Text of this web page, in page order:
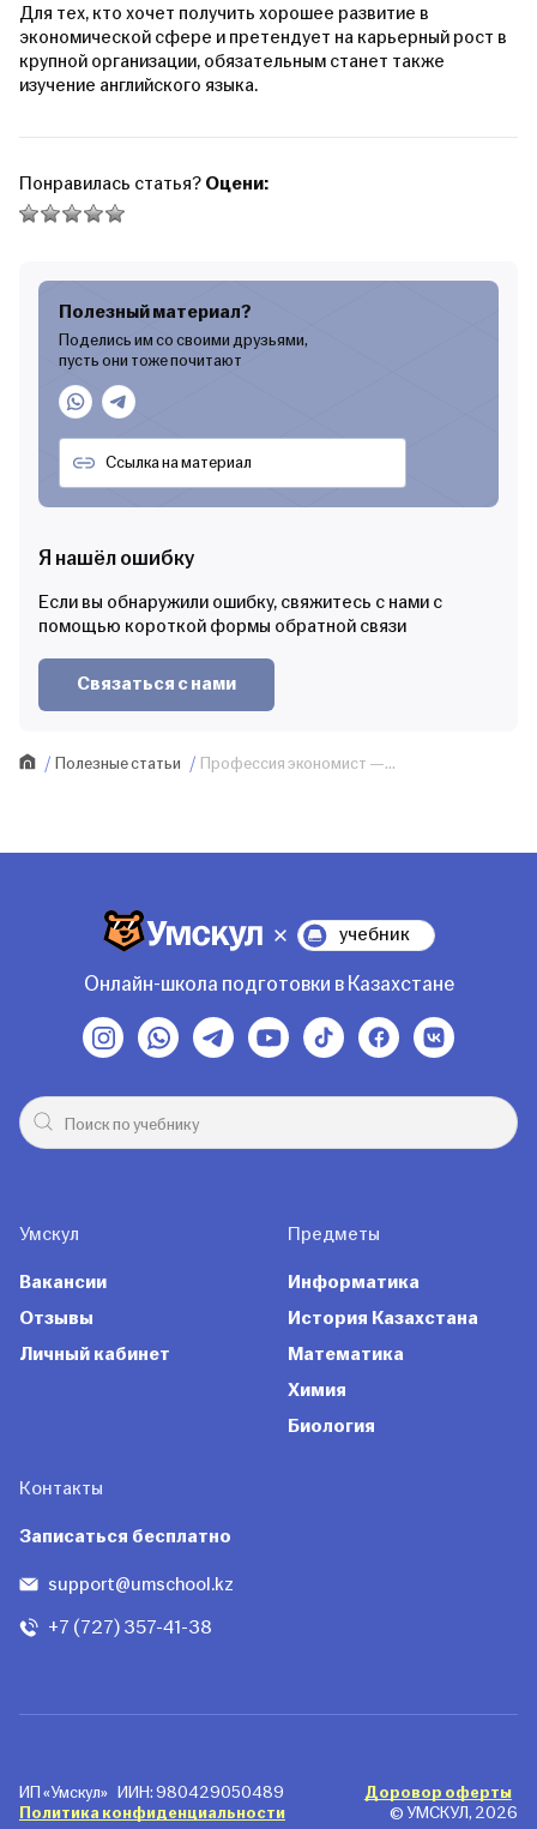
Для тех, кто хочет получить хорошее развитие в
экономической сфере и претендует на карьерный рост в
крупной организации, обязательным станет также
изучение английского языка.
Понравилась статья? Оцени:
Полезный материал?
Поделись им со своими друзьями,
пусть они тоже почитают
Я нашёл ошибку
Если вы обнаружили ошибку, свяжитесь с нами с
помощью короткой формы обратной связи
Связаться с нами
Полезные статьи Профессия экономист —...
учебник
Онлайн-школа подготовки в Казахстане
Умскул
Вакансии
Отзывы
Личный кабинет
Предметы
Информатика
История Казахстана
Математика
Химия
Биология
Контакты
Записаться бесплатно
support@umschool.kz
+7 (727) 357-41-38
ИП «Умскул» ИИН: 980429050489
Доровор оферты
Политика конфиденциальности
© УМСКУЛ, 2026